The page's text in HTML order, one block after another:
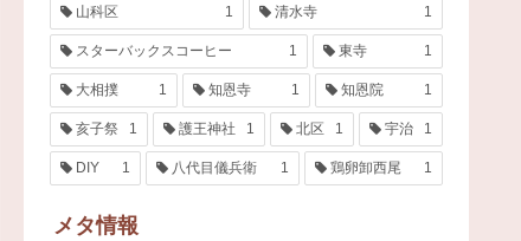
山科区 1 清水寺 1
スターバックスコーヒー 1 東寺 1
大相撲 1 知恩寺 1 知恩院 1
亥子祭 1 護王神社 1 北区 1 宇治 1
DIY 1 八代目儀兵衛 1 鶏卵卸西尾 1
メタ情報